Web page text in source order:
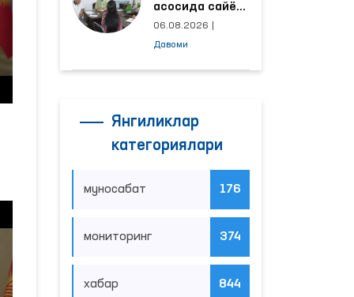
асосида сайёр
қабул
ўтказиладиган
06.08.2026
Давоми
Янгиликлар
категориялари
муносабат 176
мониторинг 374
хабар 844